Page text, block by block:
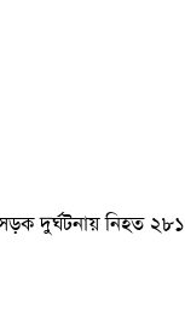
দুর্ঘটনায় নিহত ২৮১